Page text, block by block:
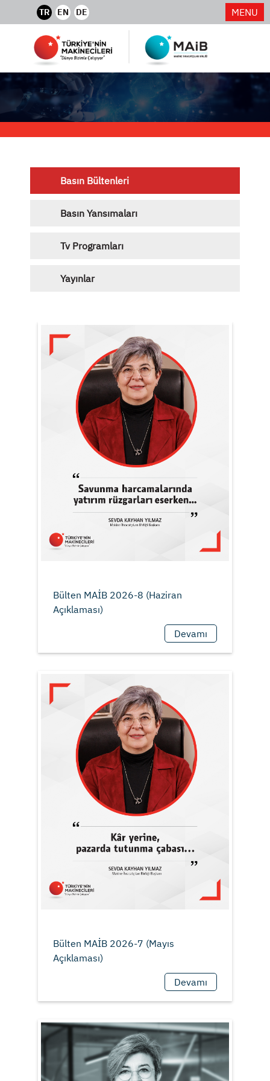
TR EN DE MENU
Basın Bültenleri
Basın Yansımaları
Tv Programları
Yayınlar
Bülten MAİB 2026-8 (Haziran
Devamı
Bülten MAİB 2026-7 (Mayıs
Devamı